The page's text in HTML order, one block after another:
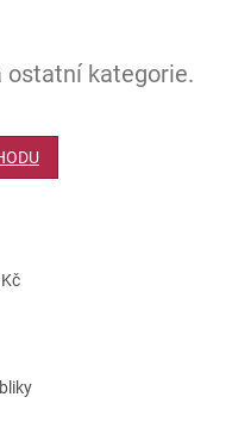
ostatní kategorie.